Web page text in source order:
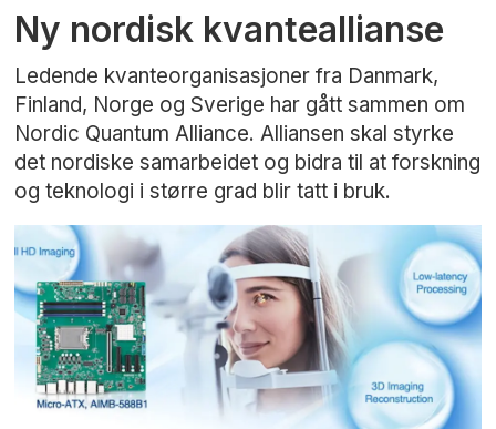
Ny nordisk kvanteallianse
Ledende kvanteorganisasjoner fra Danmark,
Finland, Norge og Sverige har gått sammen om
Nordic Quantum Alliance. Alliansen skal styrke
det nordiske samarbeidet og bidra til at forskning
og teknologi i større grad blir tatt i bruk.